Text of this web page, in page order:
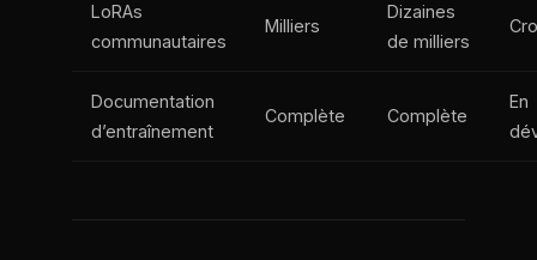
LoRAs
communautaires
Milliers
Dizaines
de milliers
Documentation
d’entraînement
Complète Complète
En